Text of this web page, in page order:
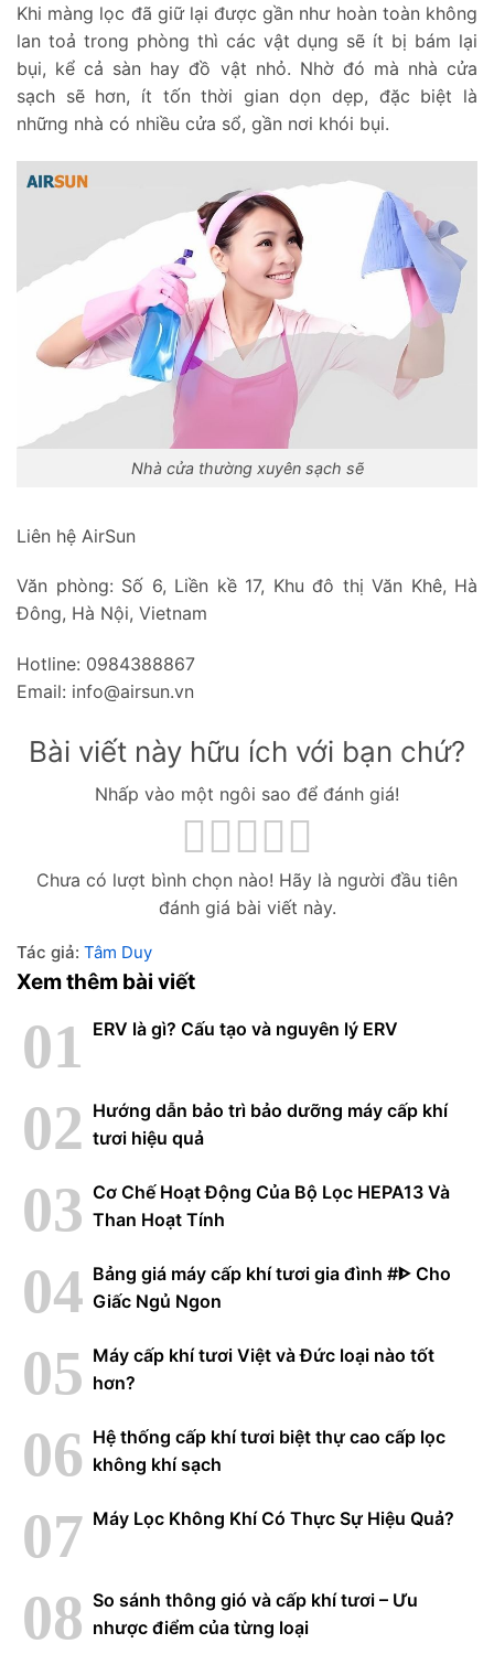
Khi màng lọc đã giữ lại được gần như hoàn toàn không
lan toả trong phòng thì các vật dụng sẽ ít bị bám lại
bụi, kể cả sàn hay đồ vật nhỏ. Nhờ đó mà nhà cửa
sạch sẽ hơn, ít tốn thời gian dọn dẹp, đặc biệt là
những nhà có nhiều cửa sổ, gần nơi khói bụi.
Nhà cửa thường xuyên sạch sẽ
Liên hệ AirSun
Văn phòng: Số 6, Liền kề 17, Khu đô thị Văn Khê, Hà
Đông, Hà Nội, Vietnam
Hotline: 0984388867
Email: info@airsun.vn
Bài viết này hữu ích với bạn chứ?
Nhấp vào một ngôi sao để đánh giá!
Chưa có lượt bình chọn nào! Hãy là người đầu tiên
đánh giá bài viết này.
Tác giả: Tâm Duy
Xem thêm bài viết
ERV là gì? Cấu tạo và nguyên lý ERV
Hướng dẫn bảo trì bảo dưỡng máy cấp khí
tươi hiệu quả
Cơ Chế Hoạt Động Của Bộ Lọc HEPA13 Và
Than Hoạt Tính
Bảng giá máy cấp khí tươi gia đình #ᐈ Cho
Giấc Ngủ Ngon
Máy cấp khí tươi Việt và Đức loại nào tốt
hơn?
Hệ thống cấp khí tươi biệt thự cao cấp lọc
không khí sạch
Máy Lọc Không Khí Có Thực Sự Hiệu Quả?
So sánh thông gió và cấp khí tươi – Ưu
nhược điểm của từng loại